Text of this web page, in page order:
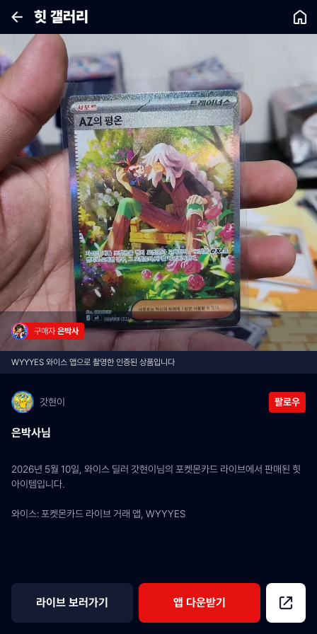
힛 갤러리
구매자 은박사
WYYYES 와이스 앱으로 촬영한 인증된 상품입니다
갓현이 팔로우
은박사님
2026년 5월 10일, 와이스 딜러 갓현이님의 포켓몬카드 라이브에서 판매된 힛
아이템입니다.
와이스: 포켓몬카드 라이브 거래 앱, WYYYES
라이브 보러가기 앱 다운받기